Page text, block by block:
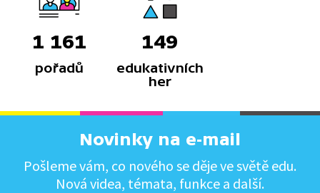
1 161
pořadů
149
edukativních
her
Novinky na e-mail
Pošleme vám, co nového se děje ve světě edu.
Nová videa, témata, funkce a další.